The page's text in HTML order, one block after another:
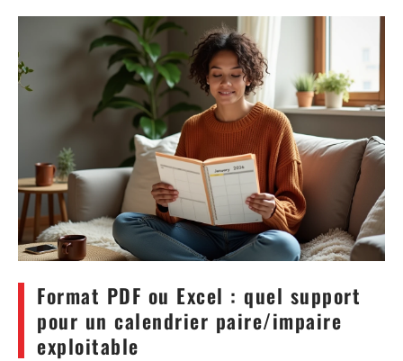
Format PDF ou Excel : quel support
pour un calendrier paire/impaire
exploitable